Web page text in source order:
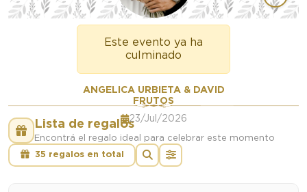
Este evento ya ha
culminado
ANGELICA URBIETA & DAVID
FRUTOS
23/Jul/2026
Lista de regalos
Encontrá el regalo ideal para celebrar este momento
35 regalos en total